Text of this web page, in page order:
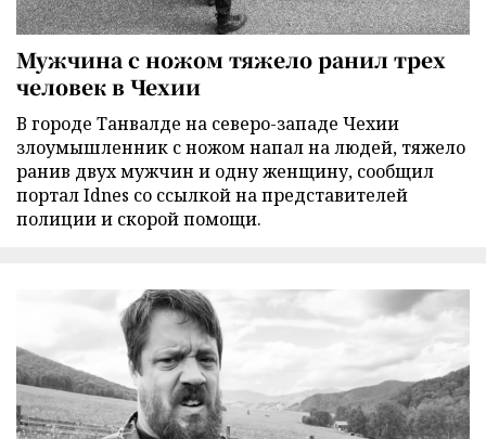
Мужчина с ножом тяжело ранил трех
человек в Чехии
В городе Танвалде на северо-западе Чехии
злоумышленник с ножом напал на людей, тяжело
ранив двух мужчин и одну женщину, сообщил
портал Idnes со ссылкой на представителей
полиции и скорой помощи.